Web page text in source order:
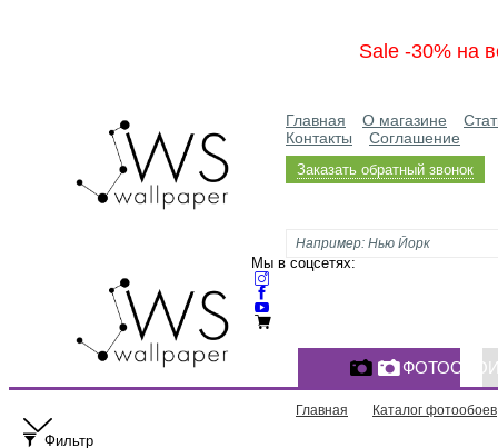
Sale -30% на
Главная О магазине
Контакты
Соглашение
Заказать обратный звонок
Мы в соцсетях:
Главная Каталог фотообоев
Фильтр